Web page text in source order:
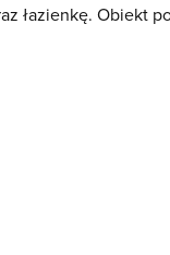
łazienkę. Obiekt